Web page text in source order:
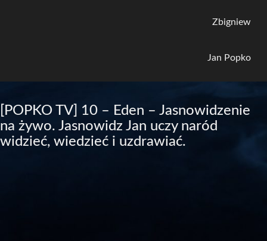
Zbigniew
Jan Popko
[POPKO TV] 10 – Eden – Jasnowidzenie
na żywo. Jasnowidz Jan uczy naród
widzieć, wiedzieć i uzdrawiać.